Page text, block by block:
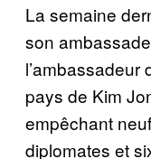
La semaine
son
l’ambassadeur
pays de Kim
empêchant
diplomates et